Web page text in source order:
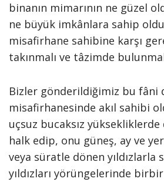
binanın mimarının ne güzel
ne büyük imkânlara sahip
misafirhane sahibine karşı
takınmalı ve tâzimde
Bizler gönderildiğimiz bu fâni
misafirhanesinde akıl sahibi
uçsuz bucaksız
halk edip, onu güneş, ay ve
veya süratle dönen yıldızlarla
yıldızları yörüngelerinde